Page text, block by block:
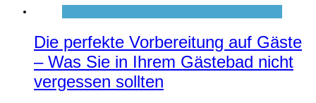
Die perfekte Vorbereitung auf Gäste
– Was Sie in Ihrem Gästebad nicht
vergessen sollten